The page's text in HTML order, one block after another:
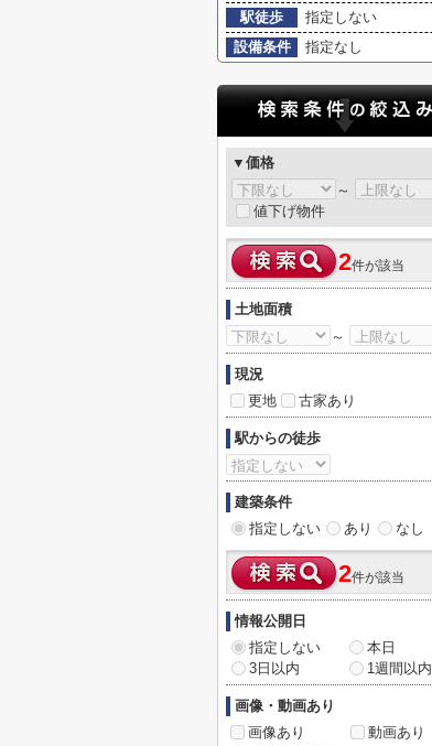
駅徒歩
指定しない
設備条件
指定なし
▼価格
～
値下げ物件
2件が該当
土地面積
～
現況
更地
古家あり
駅からの徒歩
建築条件
指定しない
あり なし
2件が該当
情報公開日
指定しない
本日
3日以内
1週間以内
画像・動画あり
画像あり
動画あり